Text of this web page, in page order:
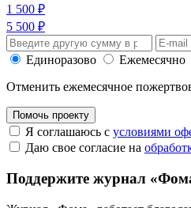
1 500 ₽
5 500 ₽
Единоразово
Ежемесячно
Отменить ежемесячное
Помочь проекту
Я соглашаюсь с условиями
Даю свое согласие на
Поддержите журнал